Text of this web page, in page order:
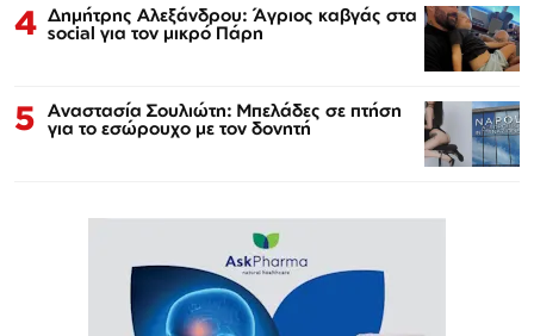
4 Δημήτρης Αλεξάνδρου: Άγριος καβγάς στα
social για τον μικρό Πάρη
5 Αναστασία Σουλιώτη: Μπελάδες σε πτήση
για το εσώρουχο με τον δονητή